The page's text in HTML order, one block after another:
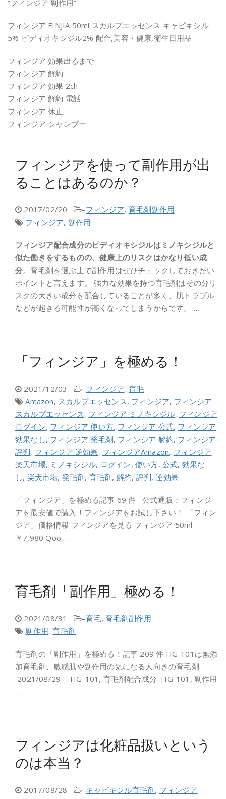
“フィンジア 副作用”
フィンジア FINJIA 50ml スカルプエッセンス キャピキシル
5% ピディオキシジル2% 配合,美容・健康,衛生日用品
フィンジア 効果出るまで
フィンジア 解約
フィンジア 効果 2ch
フィンジア 解約 電話
フィンジア 休止
フィンジア シャンプー
フィンジアを使って副作用が出
ることはあるのか？
2017/02/20 –フィンジア, 育毛剤副作用
フィンジア, 副作用
フィンジア配合成分のピディオキシジルはミノキシジルと
似た働きをするものの、健康上のリスクはかなり低い成
分。育毛剤を選ぶ上で副作用はぜひチェックしておきたい
ポイントと言えます。 強力な効果を持つ育毛剤はその分リ
スクの大きい成分を配合していることが多く、肌トラブル
などが起きる可能性が高くなってしまうからです。 …
「フィンジア」を極める！
2021/12/03 –フィンジア, 育毛
Amazon, スカルプエッセンス, フィンジア, フィンジア
スカルプエッセンス, フィンジア ミノキシジル, フィンジア
ログイン, フィンジア 使い方, フィンジア 公式, フィンジア
効果なし, フィンジア 発毛剤, フィンジア 解約, フィンジア
評判, フィンジア 逆効果, フィンジアAmazon, フィンジア
楽天市場, ミノキシジル, ログイン,使い方,公式, 効果な
し, 楽天市場, 発毛剤, 育毛剤, 解約, 評判,逆効果
「フィンジア」を極める記事 69 件 公式通販：フィンジ
アを最安値で購入！フィンジアをお試し下さい！ 「フィン
ジア」価格情報 フィンジアを見る フィンジア 50ml
￥7,980 Qoo …
育毛剤「副作用」極める！
2021/08/31 –育毛,育毛剤副作用
副作用,育毛剤
育毛剤の「副作用」を極める！記事 209 件 HG-101は無添
加育毛剤、敏感肌や副作用の気になる人向きの育毛剤
2021/08/29 -HG-101, 育毛剤配合成分 HG-101, 副作用
…
フィンジアは化粧品扱いという
のは本当？
2017/08/28 –キャピキシル育毛剤, フィンジア